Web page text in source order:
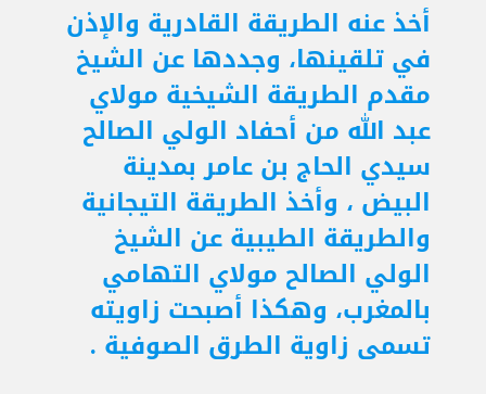
أخذ عنه الطريقة القادرية والإذن
في تلقينها، وجددها عن الشيخ
مقدم الطريقة الشيخية مولاي
عبد الله من أحفاد الولي الصالح
سيدي الحاج بن عامر بمدينة
البيض ، وأخذ الطريقة التيجانية
والطريقة الطيبية عن الشيخ
الولي الصالح مولاي التهامي
بالمغرب، وهكذا أصبحت زاويته
تسمى زاوية الطرق الصوفية .